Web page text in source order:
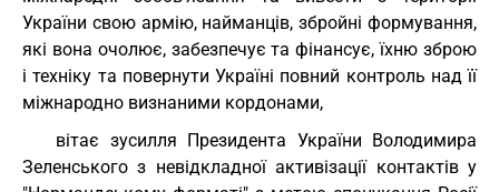
України свою армію, найманців, збройні формування,
які вона очолює, забезпечує та фінансує, їхню зброю
і техніку та повернути Україні повний контроль над її
міжнародно визнаними кордонами,
вітає зусилля Президента України Володимира
Зеленського з невідкладної активізації контактів у